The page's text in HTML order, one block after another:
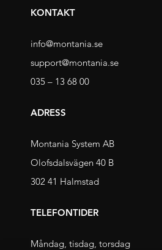
KONTAKT
info@montania.se
support@montania.se
035 – 13 68 00
ADRESS
Montania System AB
Olofsdalsvägen 40 B
302 41 Halmstad
TELEFONTIDER
Måndag, tisdag, torsdag